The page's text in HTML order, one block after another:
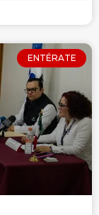
ENTÉRATE